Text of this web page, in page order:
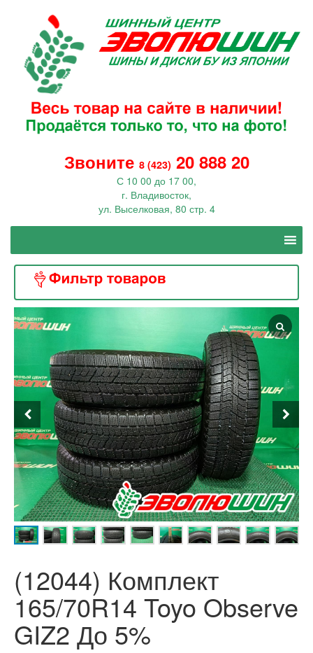
Звоните 8 (423) 20 888 20
С 10 00 до 17 00,
г. Владивосток,
ул. Выселковая, 80 стр. 4
(12044) Комплект
165/70R14 Toyo Observe
GIZ2 До 5%